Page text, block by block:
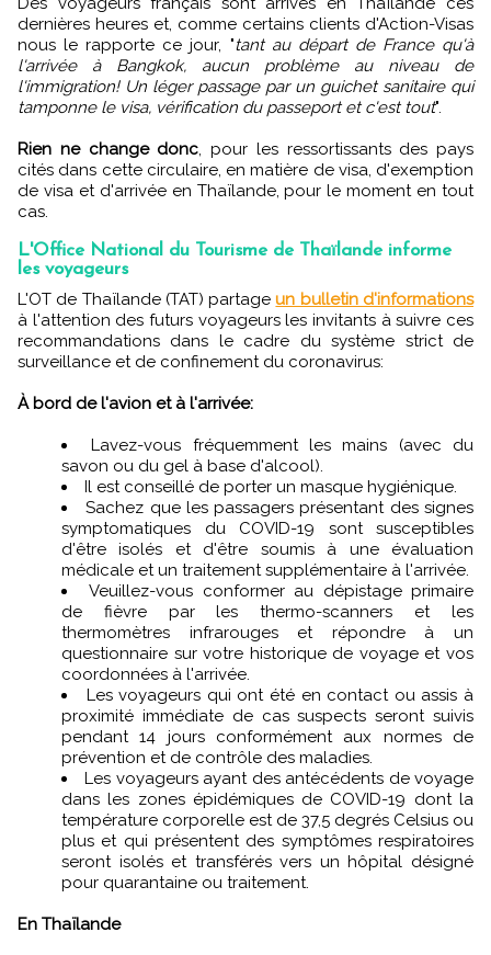
dernières heures et, comme certains clients d'Action-Visas
nous le rapporte ce jour, "tant au départ de France qu'à
l'arrivée à Bangkok, aucun problème au niveau de
l'immigration! Un léger passage par un guichet sanitaire qui
tamponne le visa, vérification du passeport et c'est tout".
Rien ne change donc, pour les ressortissants des pays
cités dans cette circulaire, en matière de visa, d'exemption
de visa et d'arrivée en Thaïlande, pour le moment en tout
cas.
L'Office National du Tourisme de Thaïlande informe
les voyageurs
L'OT de Thaïlande (TAT) partageun bulletin d'informations
à l'attention des futurs voyageurs les invitants à suivre ces
recommandations dans le cadre du système strict de
surveillance et de confinement du coronavirus:
À bord de l'avion et à l'arrivée:
Lavez-vous fréquemment les mains (avec du
savon ou du gel à base d'alcool).
Il est conseillé de porter un masque hygiénique.
Sachez que les passagers présentant des signes
symptomatiques du COVID-19 sont susceptibles
d'être isolés et d'être soumis à une évaluation
médicale et un traitement supplémentaire à l'arrivée.
Veuillez-vous conformer au dépistage primaire
de fièvre par les thermo-scanners et les
thermomètres infrarouges et répondre à un
questionnaire sur votre historique de voyage et vos
coordonnées à l'arrivée.
Les voyageurs qui ont été en contact ou assis à
proximité immédiate de cas suspects seront suivis
pendant 14 jours conformément aux normes de
prévention et de contrôle des maladies.
Les voyageurs ayant des antécédents de voyage
dans les zones épidémiques de COVID-19 dont la
température corporelle est de 37,5 degrés Celsius ou
plus et qui présentent des symptômes respiratoires
seront isolés et transférés vers un hôpital désigné
pour quarantaine ou traitement.
En Thaïlande